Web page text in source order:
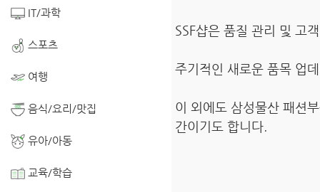
IT/과학
스포츠
여행
음식/요리/맛집
유아/아동
교육/학습
SSF샵은 품질 관리 및 고
주기적인 새로운 품목 업
이 외에도 삼성물산 패션
간이기도 합니다.